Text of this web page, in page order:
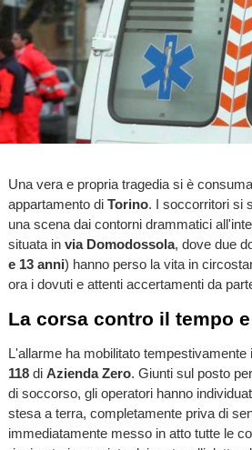
Una vera e propria tragedia si è
appartamento di Torino. I soccorritori si
una scena dai contorni drammatici
situata in via Domodossola, dove due
e 13 anni) hanno perso la vita in
ora i dovuti e attenti accertamenti da
La corsa contro il tempo
L'allarme ha mobilitato tempestivamente
118di Azienda Zero. Giunti sul posto
di soccorso, gli operatori hanno
stesa a terra, completamente priva di
immediatamente messo in atto tutte le